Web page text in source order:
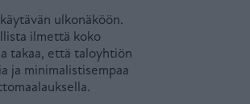
ulkonäköön.
ilmettä koko
takaa, että taloyhtiön
ja minimalistisempaa